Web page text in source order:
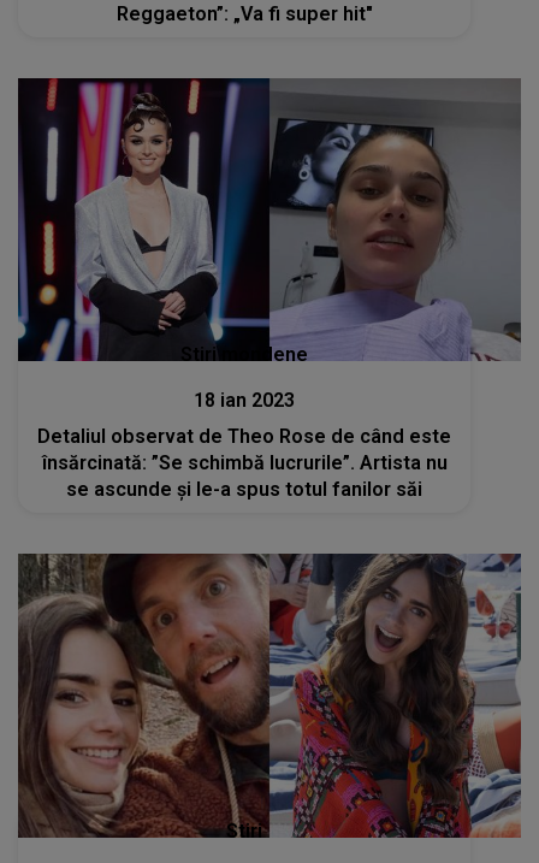
Reggaeton”: „Va fi super hit"
Stiri mondene
18 ian 2023
Detaliul observat de Theo Rose de când este
însărcinată: ”Se schimbă lucrurile”. Artista nu
se ascunde și le-a spus totul fanilor săi
Stiri